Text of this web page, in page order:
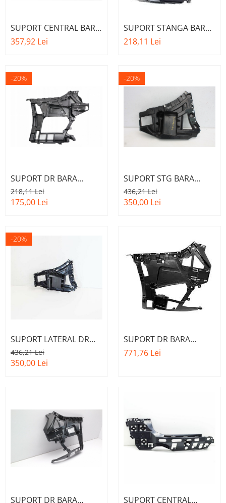
SUPORT CENTRAL BARA
SPATE A.M.
357,92 Lei
SUPORT STANGA BARA
SPATE PE ARIPA A.M.
218,11 Lei
-20%
SUPORT DR BARA
SPATE A.M.
51128069394 - BMW
218,11 Lei
175,00 Lei
-20%
SUPORT STG BARA
SPATE PE ARIPA A.M.
51127338763 - BMW X3
436,21 Lei
350,00 Lei
-20%
SUPORT LATERAL DR
BARA SPATE A.M.
51127338764 - BMW X3
436,21 Lei
350,00 Lei
SUPORT DR BARA
SPATE O.E.
771,76 Lei
SUPORT DR BARA
SUPORT CENTRAL